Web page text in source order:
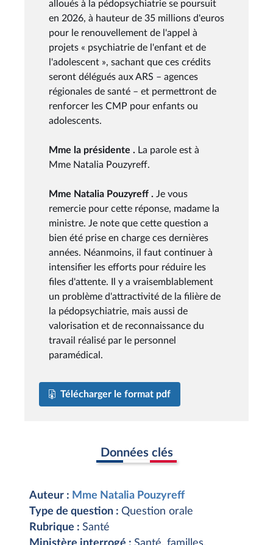
alloués à la pédopsychiatrie se poursuit
en 2026, à hauteur de 35 millions d'euros
pour le renouvellement de l'appel à
projets « psychiatrie de l'enfant et de
l'adolescent », sachant que ces crédits
seront délégués aux ARS – agences
régionales de santé – et permettront de
renforcer les CMP pour enfants ou
adolescents.
Mme la présidente . La parole est à
Mme Natalia Pouzyreff.
Mme Natalia Pouzyreff . Je vous
remercie pour cette réponse, madame la
ministre. Je note que cette question a
bien été prise en charge ces dernières
années. Néanmoins, il faut continuer à
intensifier les efforts pour réduire les
files d'attente. Il y a vraisemblablement
un problème d'attractivité de la filière de
la pédopsychiatrie, mais aussi de
valorisation et de reconnaissance du
travail réalisé par le personnel
paramédical.
Télécharger le format pdf
Données clés
Auteur : Mme Natalia Pouzyreff
Type de question : Question orale
Rubrique : Santé